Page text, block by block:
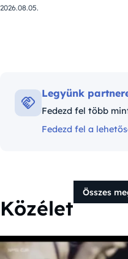
2026.08.05.
Legyünk
Fedezd fel több
Fedezd fel a
Közélet
Összes